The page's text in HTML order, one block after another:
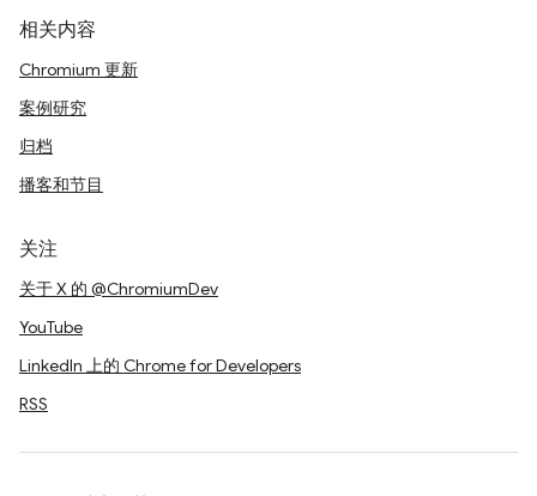
相关内容
Chromium 更新
案例研究
归档
播客和节目
关注
关于 X 的 @ChromiumDev
YouTube
LinkedIn 上的 Chrome for Developers
RSS